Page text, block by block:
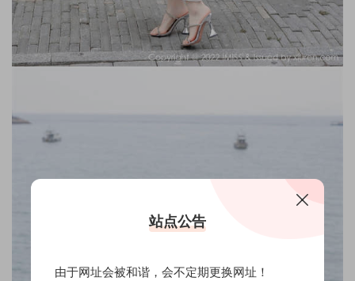
站点公告
由于网址会被和谐，会不定期更换网址！